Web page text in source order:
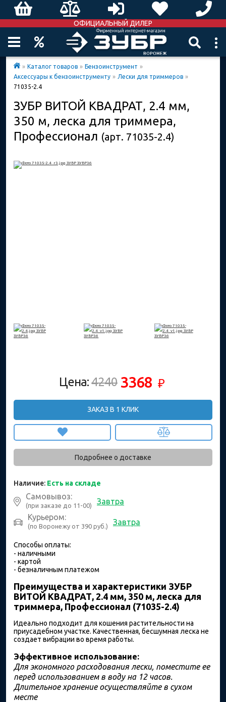
ОФИЦИАЛЬНЫЙ ДИЛЕР
» Каталог товаров » Бензоинструмент »
Аксессуары к бензоинструменту » Лески для триммеров »
71035-2.4
ЗУБР ВИТОЙ КВАДРАТ, 2.4 мм,
350 м, леска для триммера,
Профессионал (арт. 71035-2.4)
Цена:4240 3368 ₽
ЗАКАЗ В 1 КЛИК
Подробнее о доставке
Наличие: Есть на складе
Самовывоз:
(при заказе до 11-00)
Завтра
Курьером:
(по Воронежу от 390 руб.) Завтра
Способы оплаты:
- наличными
- картой
- безналичным платежом
Преимущества и характеристики ЗУБР
ВИТОЙ КВАДРАТ, 2.4 мм, 350 м, леска для
триммера, Профессионал (71035-2.4)
Идеально подходит для кошения растительности на
приусадебном участке. Качественная, бесшумная леска не
создает вибрации во время работы.
Эффективное использование:
Для экономного расходования лески, поместите ее
перед использованием в воду на 12 часов.
Длительное хранение осуществляйте в сухом
месте